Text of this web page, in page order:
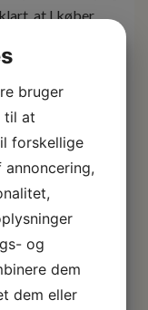
at I køber
blandt andet
et spaophold
restaurant.
kan I spille kort
i hotellets
bruger
til at
forskellige
og
dem
dem eller